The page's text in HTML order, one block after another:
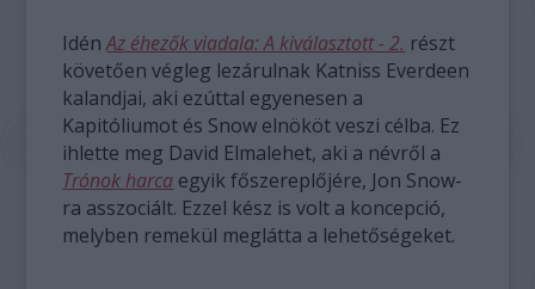
IdénAz éhezők viadala: A kiválasztott - 2. részt
követően végleg lezárulnak Katniss Everdeen
kalandjai, aki ezúttal egyenesen a
Kapitóliumot és Snow elnököt veszi célba. Ez
ihlette meg David Elmalehet, aki a névről a
Trónok harca egyik főszereplőjére, Jon Snow-
ra asszociált. Ezzel kész is volt a koncepció,
melyben remekül meglátta a lehetőségeket.